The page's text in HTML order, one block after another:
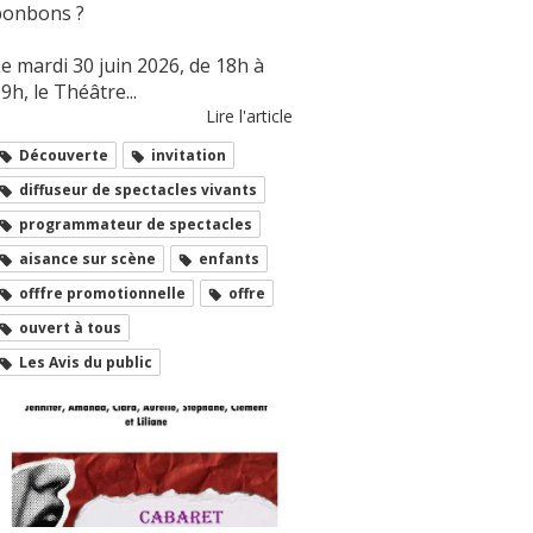
?
mardi 30 juin 2026, de 18h à
le Théâtre...
Lire l'article
Découverte
invitation
diffuseur de spectacles vivants
programmateur de spectacles
aisance sur scène
enfants
offfre promotionnelle
offre
ouvert à tous
Les Avis du public